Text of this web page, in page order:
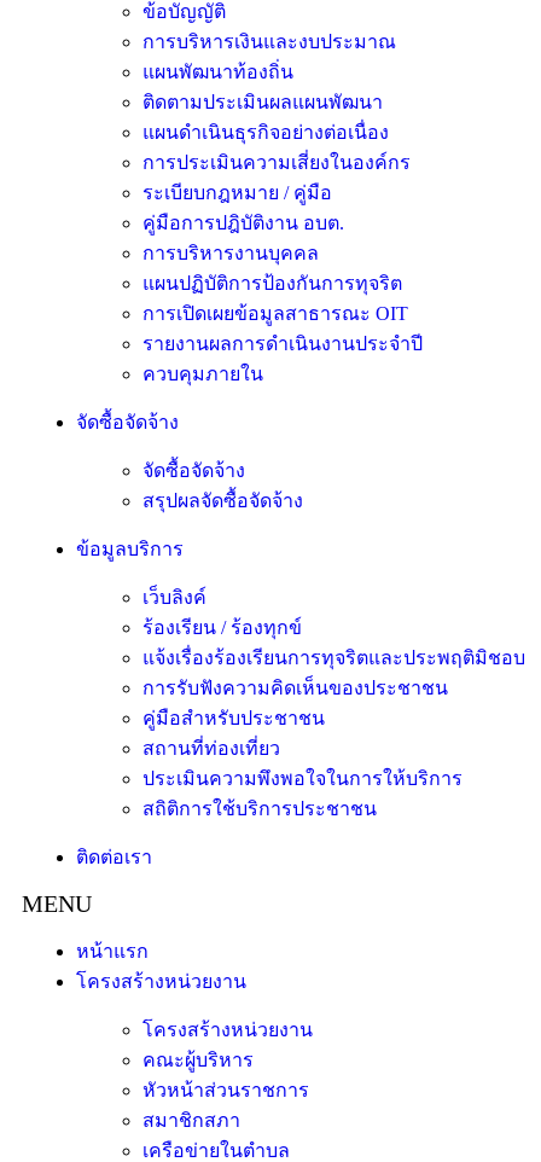
ข้อบัญญัติ
การบริหารเงินและงบประมาณ
แผนพัฒนาท้องถิ่น
ติดตามประเมินผลแผนพัฒนา
แผนดำเนินธุรกิจอย่างต่อเนื่อง
การประเมินความเสี่ยงในองค์กร
ระเบียบกฎหมาย / คู่มือ
คู่มือการปฎิบัติงาน อบต.
การบริหารงานบุคคล
แผนปฏิบัติการป้องกันการทุจริต
การเปิดเผยข้อมูลสาธารณะ OIT
รายงานผลการดำเนินงานประจำปี
ควบคุมภายใน
จัดซื้อจัดจ้าง
จัดซื้อจัดจ้าง
สรุปผลจัดซื้อจัดจ้าง
ข้อมูลบริการ
เว็บลิงค์
ร้องเรียน / ร้องทุกข์
แจ้งเรื่องร้องเรียนการทุจริตและประพฤติมิชอบ
การรับฟังความคิดเห็นของประชาชน
คู่มือสำหรับประชาชน
สถานที่ท่องเที่ยว
ประเมินความพึงพอใจในการให้บริการ
สถิติการใช้บริการประชาชน
ติดต่อเรา
หน้าแรก
โครงสร้างหน่วยงาน
โครงสร้างหน่วยงาน
คณะผู้บริหาร
หัวหน้าส่วนราชการ
สมาชิกสภา
เครือข่ายในตำบล